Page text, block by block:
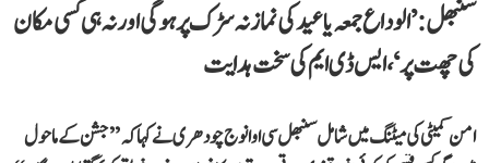
سنبھل: ’الوداع جمعہ یا عید کی نماز نہ سڑک پر ہوگی اور نہ ہی کسی مکان
کی چھت پر‘، ایس ڈی ایم کی سخت ہدایت
امن کمیٹی کی میٹنگ میں شامل سنبھل سی او انوج چودھری نے کہا کہ ’’جشن کے ماحول